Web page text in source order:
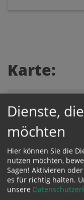
Karte:
Bitte akzeptieren Sie
die Seite neu
Dienste,
möchten
Hier können Sie die
nutzen möchten,
Sagen! Aktivieren
es für richtig halten.
unsere